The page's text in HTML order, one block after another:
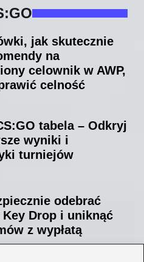
jak skutecznie
na
celownik w AWP,
celność
tabela – Odkryj
wyniki i
turniejów
odebrać
Key Drop i uniknąć
z wypłatą